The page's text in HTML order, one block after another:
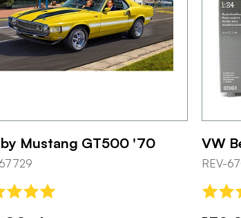
Mustang GT500 '70 VW
REV-